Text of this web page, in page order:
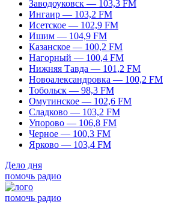
Заводоуковск — 103,3 FM
Ингаир — 103,2 FM
Исетское — 102,9 FM
Ишим — 104,9 FM
Казанское — 100,2 FM
Нагорный — 100,4 FM
Нижняя Тавда — 101,2 FM
Новоалександровка — 100,2 FM
Тобольск — 98,3 FM
Омутинское — 102,6 FM
Сладково — 103,2 FM
Упорово — 106,8 FM
Черное — 100,3 FM
Ярково — 103,4 FM
Дело дня
помочь радио
помочь радио